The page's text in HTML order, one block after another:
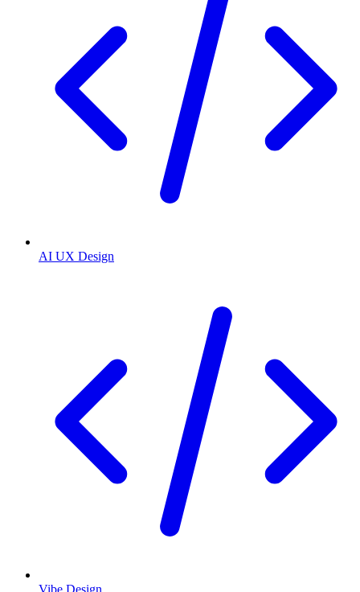
AI UX Design
Vibe Design